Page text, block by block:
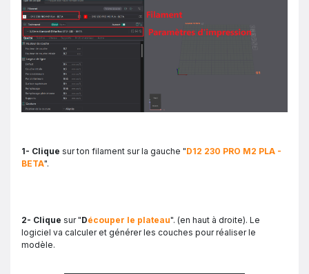
1- Clique sur ton filament sur la gauche "D12 230 PRO M2 PLA -
BETA".
2- Clique sur "Découper le plateau". (en haut à droite). Le
logiciel va calculer et générer les couches pour réaliser le
modèle.